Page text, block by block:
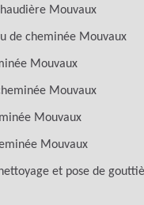
Mouvaux
de cheminée Mouvaux
Mouvaux
Mouvaux
Mouvaux
Mouvaux
et pose de